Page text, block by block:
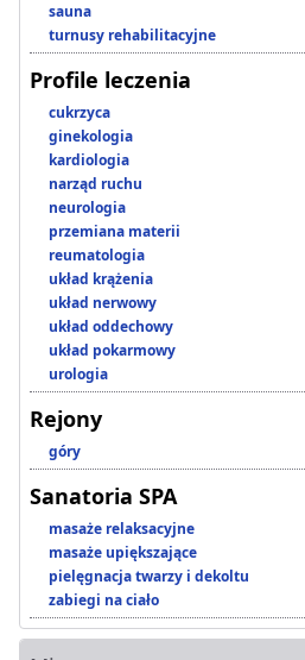
sauna
turnusy rehabilitacyjne
Profile leczenia
cukrzyca
ginekologia
kardiologia
narząd ruchu
neurologia
przemiana materii
reumatologia
układ krążenia
układ nerwowy
układ oddechowy
układ pokarmowy
urologia
Rejony
góry
Sanatoria SPA
masaże relaksacyjne
masaże upiększające
pielęgnacja twarzy i dekoltu
zabiegi na ciało